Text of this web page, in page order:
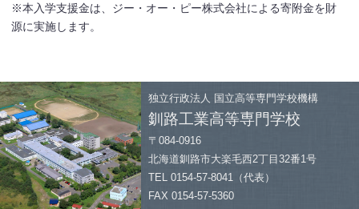
※本入学支援金は、ジー・オー・ピー株式会社による寄附金を財
源に実施します。
独立行政法人 国立高等専門学校機構
釧路工業高等専門学校
〒084-0916
北海道釧路市大楽毛西2丁目32番1号
TEL 0154-57-8041（代表）
FAX 0154-57-5360